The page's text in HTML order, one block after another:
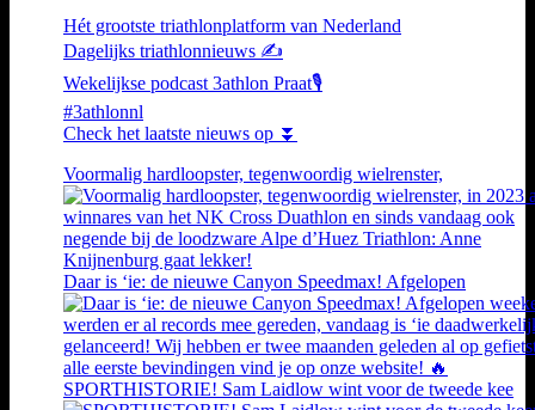
Hét grootste triathlonplatform van Nederland
Dagelijks triathlonnieuws ✍️
Wekelijkse podcast 3athlon Praat🎙️
#3athlonnl
Check het laatste nieuws op ⏬
Voormalig hardloopster, tegenwoordig wielrenster,
Daar is ‘ie: de nieuwe Canyon Speedmax! Afgelopen
SPORTHISTORIE! Sam Laidlow wint voor de tweede kee